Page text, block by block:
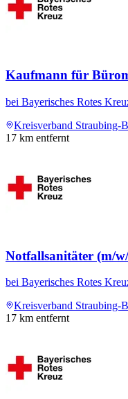
Kaufmann für
bei Bayerisches Rotes
Kreisverband Straubing-
17 km entfernt
Notfallsanitäter (m/
bei Bayerisches Rotes
Kreisverband Straubing-
17 km entfernt